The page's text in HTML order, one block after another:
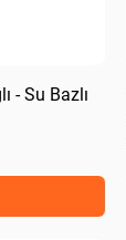
- Su Bazlı